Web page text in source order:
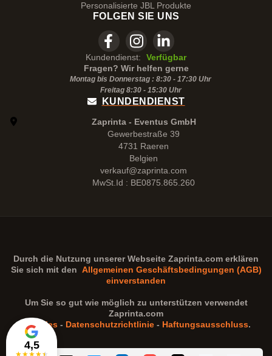
4,5
★★★★★
Personalisierte JBL Produkte
FOLGEN SIE UNS
Kundendienst:
Verfügbar
Fragen? Wir helfen gerne
Montag bis Donnerstag : 8:30 - 17:30 Uhr
Freitag 8:30 - 15:30Uhr
KUNDENDIENST
Zaprinta - Eventus GmbH
Gewerbestraße 39
4731 Raeren
Belgien
verkauf@zaprinta.com
MwSt.Id : BE0875.865.260
Durch die Nutzung unserer Webseite Zaprinta.com erklären
Sie sich mit den Allgemeinen Geschäftsbedingungen (AGB)
einverstanden
Um Sie so gut wie möglich zu unterstützen verwendet
Zaprinta.com
Cookies - Datenschutzrichtlinie - Haftungsausschluss.